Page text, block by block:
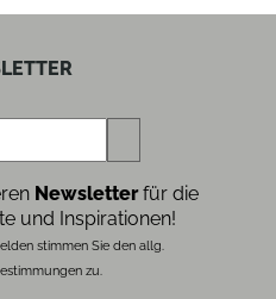
Newsletterfür die
und Inspirationen!
stimmen Sie den allg.
zu.